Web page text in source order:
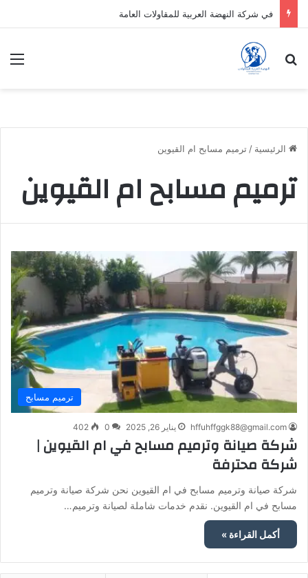
في شركة النهضة العربية للمقاولات العامة
بحث عن
الرئيسية / ترميم مسابح ام القيوين
ترميم مسابح ام القيوين
ترميم مسابح
hffuhffggk88@gmail.com يناير 26, 2025 0
402
شركة صيانة وترميم مسابح في ام القيوين |
شركة محترفة
شركة صيانة وترميم مسابح في ام القيوين نحن شركة صيانة وترميم
مسابح في ام القيوين. نقدم خدمات شاملة لصيانة وترميم…
أكمل القراءة »